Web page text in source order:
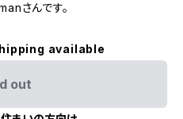
さんです。
available
out